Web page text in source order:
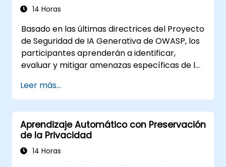
14 Horas
Basado en las últimas directrices del Proyecto
de Seguridad de IA Generativa de OWASP, los
participantes aprenderán a identificar,
evaluar y mitigar amenazas específicas de la
del mundo real.
Leer más...
Aprendizaje Automático con Preservación
de la Privacidad
14 Horas